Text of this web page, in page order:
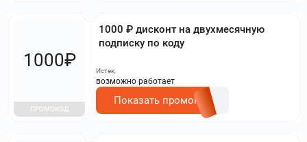
1000 ₽ дисконт на двухмесячную
подписку по коду
1000₽
ПРОМОКОД
Истек,
возможно работает
Показать промокод